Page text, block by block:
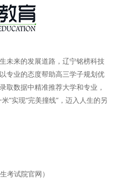
未来的发展道路，辽宁铭榜科技
专业的态度帮助高三学子规划优
取数据中精准推荐大学和专业，
”实现“完美撞线”，迈入人生的另
考试院官网）